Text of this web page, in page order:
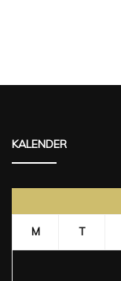
KALENDER
M T